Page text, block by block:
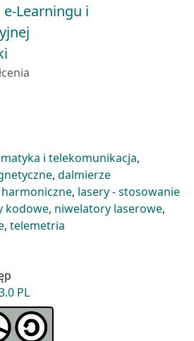
Learningu i
i telekomunikacja,
, dalmierze
, lasery - stosowanie
kodowe, niwelatory laserowe,
, telemetria
PL